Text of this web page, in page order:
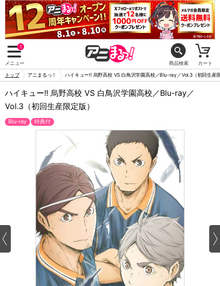
1
メニュー 商品検索 カート
トップ アニまるっ！ ハイキュー!! 烏野高校 VS 白鳥沢学園高校／Blu-ray／Vol.3（初回生産
ハイキュー!! 烏野高校 VS 白鳥沢学園高校／Blu-ray／
Vol.3（初回生産限定版）
Blu-ray 特典付